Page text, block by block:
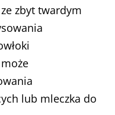
zbyt twardym
lub mleczka do